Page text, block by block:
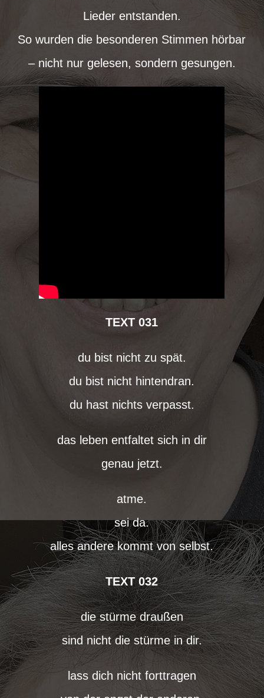
Lieder entstanden.
So wurden die besonderen Stimmen hörbar
– nicht nur gelesen, sondern gesungen.
TEXT 031
du bist nicht zu spät.
du bist nicht hintendran.
du hast nichts verpasst.
das leben entfaltet sich in dir
genau jetzt.
atme.
sei da.
alles andere kommt von selbst.
TEXT 032
die stürme draußen
sind nicht die stürme in dir.
lass dich nicht forttragen